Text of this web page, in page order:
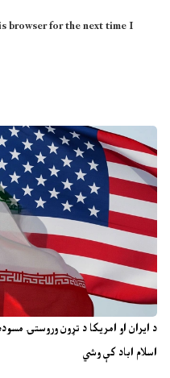
د ایران او امریکا د تړون وروستۍ
اسلام اباد کې وشي
browser for the next time I